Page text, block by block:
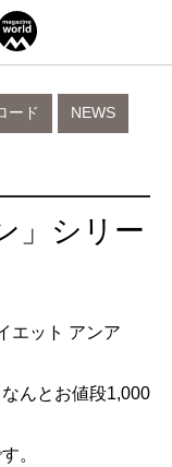
NEWS
ード
」シリー
エット アンア
んとお値段1,000
。